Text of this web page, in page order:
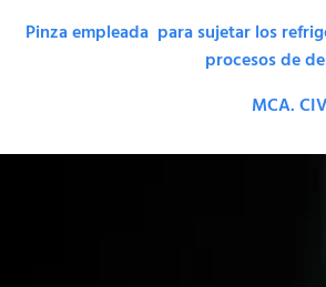
Pinza empleada para sujetar los
procesos de
MCA.